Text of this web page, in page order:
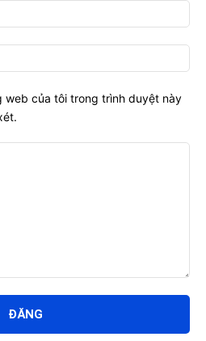
web của tôi trong trình duyệt này